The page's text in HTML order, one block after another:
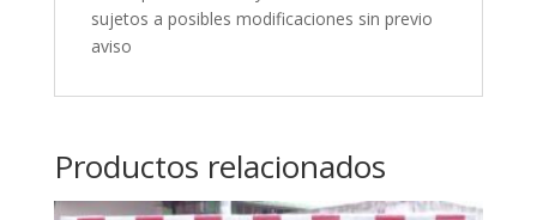
sujetos a posibles modificaciones sin previo
aviso
Productos relacionados